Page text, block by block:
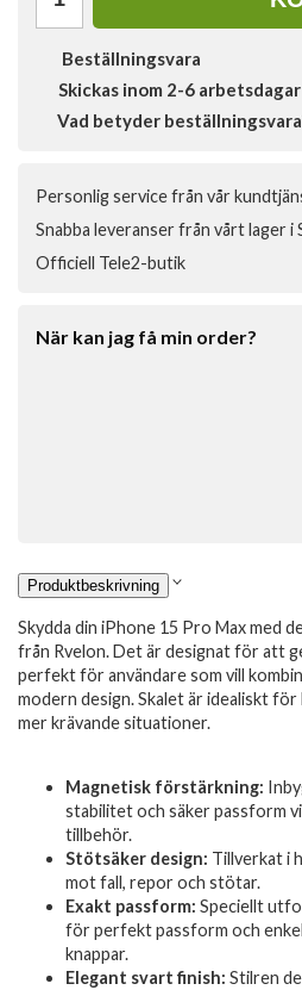
Beställningsvara
Skickas inom 2-6 arbetsdagar
Vad betyder
Personlig service från vår
Snabba leveranser från vårt lager i
Officiell Tele2-butik
När kan jag få min order?
Produktbeskrivning
Skydda din iPhone 15 Pro Max med
från Rvelon. Det är designat för att
perfekt för användare som vill
modern design. Skalet är idealiskt
mer krävande situationer.
Magnetisk förstärkning:
stabilitet och säker passform
tillbehör.
Stötsäker design: Tillverkat i
mot fall, repor och stötar.
Exakt passform: Speciellt
för perfekt passform och
knappar.
Elegant svart finish: Stilren